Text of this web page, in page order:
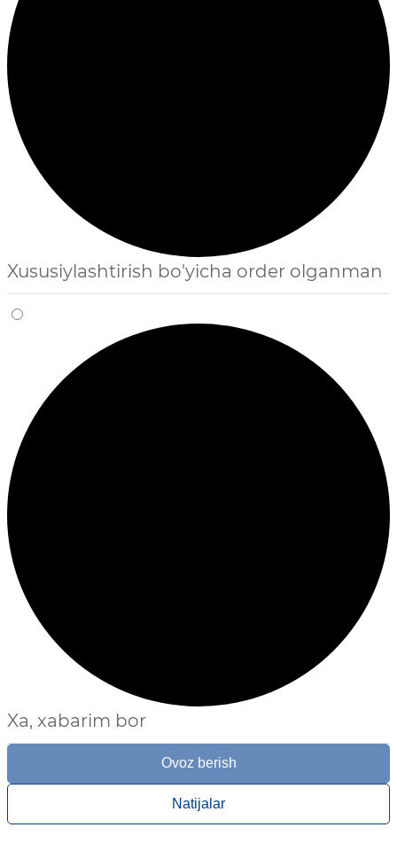
Xususiylashtirish bo'yicha order olganman
Xa, xabarim bor
Ovoz berish
Natijalar